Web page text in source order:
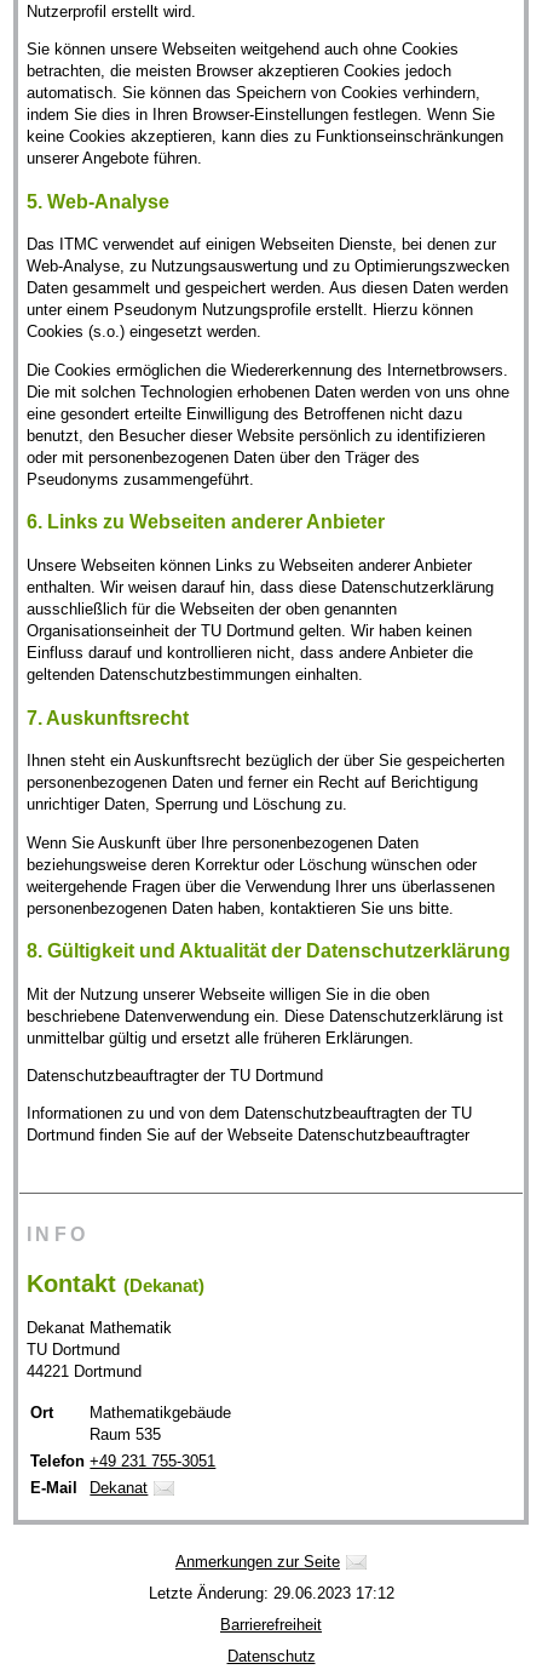
Nutzerprofil erstellt wird.
Sie können unsere Webseiten weitgehend auch ohne Cookies
betrachten, die meisten Browser akzeptieren Cookies jedoch
automatisch. Sie können das Speichern von Cookies verhindern,
indem Sie dies in Ihren Browser-Einstellungen festlegen. Wenn Sie
keine Cookies akzeptieren, kann dies zu Funktionseinschränkungen
unserer Angebote führen.
5. Web-Analyse
Das ITMC verwendet auf einigen Webseiten Dienste, bei denen zur
Web-Analyse, zu Nutzungsauswertung und zu Optimierungszwecken
Daten gesammelt und gespeichert werden. Aus diesen Daten werden
unter einem Pseudonym Nutzungsprofile erstellt. Hierzu können
Cookies (s.o.) eingesetzt werden.
Die Cookies ermöglichen die Wiedererkennung des Internetbrowsers.
Die mit solchen Technologien erhobenen Daten werden von uns ohne
eine gesondert erteilte Einwilligung des Betroffenen nicht dazu
benutzt, den Besucher dieser Website persönlich zu identifizieren
oder mit personenbezogenen Daten über den Träger des
Pseudonyms zusammengeführt.
6. Links zu Webseiten anderer Anbieter
Unsere Webseiten können Links zu Webseiten anderer Anbieter
enthalten. Wir weisen darauf hin, dass diese Datenschutzerklärung
ausschließlich für die Webseiten der oben genannten
Organisationseinheit der TU Dortmund gelten. Wir haben keinen
Einfluss darauf und kontrollieren nicht, dass andere Anbieter die
geltenden Datenschutzbestimmungen einhalten.
7. Auskunftsrecht
Ihnen steht ein Auskunftsrecht bezüglich der über Sie gespeicherten
personenbezogenen Daten und ferner ein Recht auf Berichtigung
unrichtiger Daten, Sperrung und Löschung zu.
Wenn Sie Auskunft über Ihre personenbezogenen Daten
beziehungsweise deren Korrektur oder Löschung wünschen oder
weitergehende Fragen über die Verwendung Ihrer uns überlassenen
personenbezogenen Daten haben, kontaktieren Sie uns bitte.
8. Gültigkeit und Aktualität der Datenschutzerklärung
Mit der Nutzung unserer Webseite willigen Sie in die oben
beschriebene Datenverwendung ein. Diese Datenschutzerklärung ist
unmittelbar gültig und ersetzt alle früheren Erklärungen.
Datenschutzbeauftragter der TU Dortmund
Informationen zu und von dem Datenschutzbeauftragten der TU
Dortmund finden Sie auf der Webseite Datenschutzbeauftragter
INFO
Kontakt(Dekanat)
Dekanat Mathematik
TU Dortmund
44221 Dortmund
Ort
Mathematikgebäude
Raum 535
Telefon +49 231 755-3051
E-Mail
Dekanat
Anmerkungen zur Seite
Letzte Änderung: 29.06.2023 17:12
Barrierefreiheit
Datenschutz